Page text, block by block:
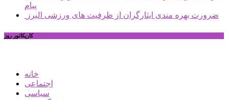
پیام
ضرورت بهره مندی ایثارگران از ظرفیت های ورزشی البرز
کاریکاتور روز
خانه
اجتماعی
سیاسی